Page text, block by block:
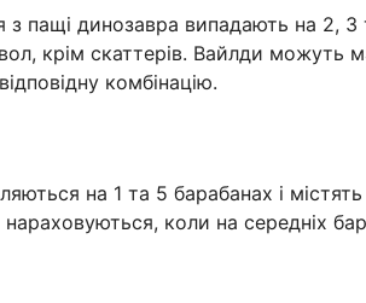
з пащі динозавра випадають на 2, 3
крім скаттерів. Вайлди можуть
комбінацію.
на 1 та 5 барабанах і
коли на середніх